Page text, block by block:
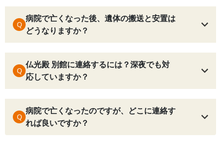
Q
病院で亡くなった後、遺体の搬送と安置は
どうなりますか？
Q
仏光殿 別館に連絡するには？深夜でも対
応していますか？
Q
病院で亡くなったのですが、どこに連絡す
れば良いですか？